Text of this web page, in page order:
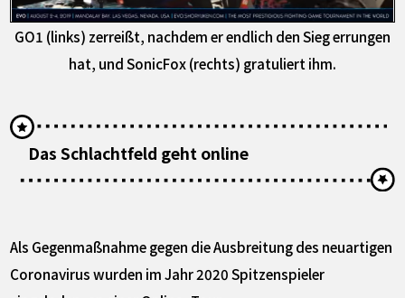
GO1 (links) zerreißt, nachdem er endlich den Sieg errungen
hat, und SonicFox (rechts) gratuliert ihm.
Das Schlachtfeld geht online
Als Gegenmaßnahme gegen die Ausbreitung des neuartigen
Coronavirus wurden im Jahr 2020 Spitzenspieler